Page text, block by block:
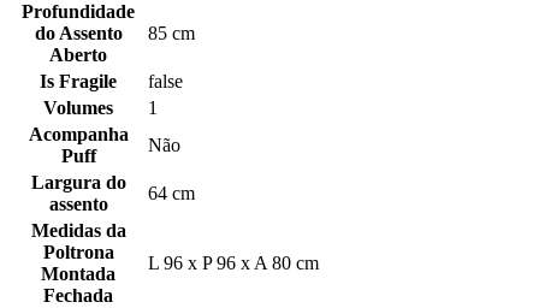
Profundidade
do Assento
Aberto
85 cm
Is Fragile
false
Volumes
1
Acompanha
Puff
Não
Largura do
assento
64 cm
Medidas da
Poltrona
Montada
Fechada
L 96 x P 96 x A 80 cm